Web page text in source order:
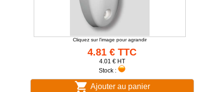
Cliquez sur l'image pour agrandir
4.81 € TTC
4.01 € HT
Stock :
Ajouter au panier